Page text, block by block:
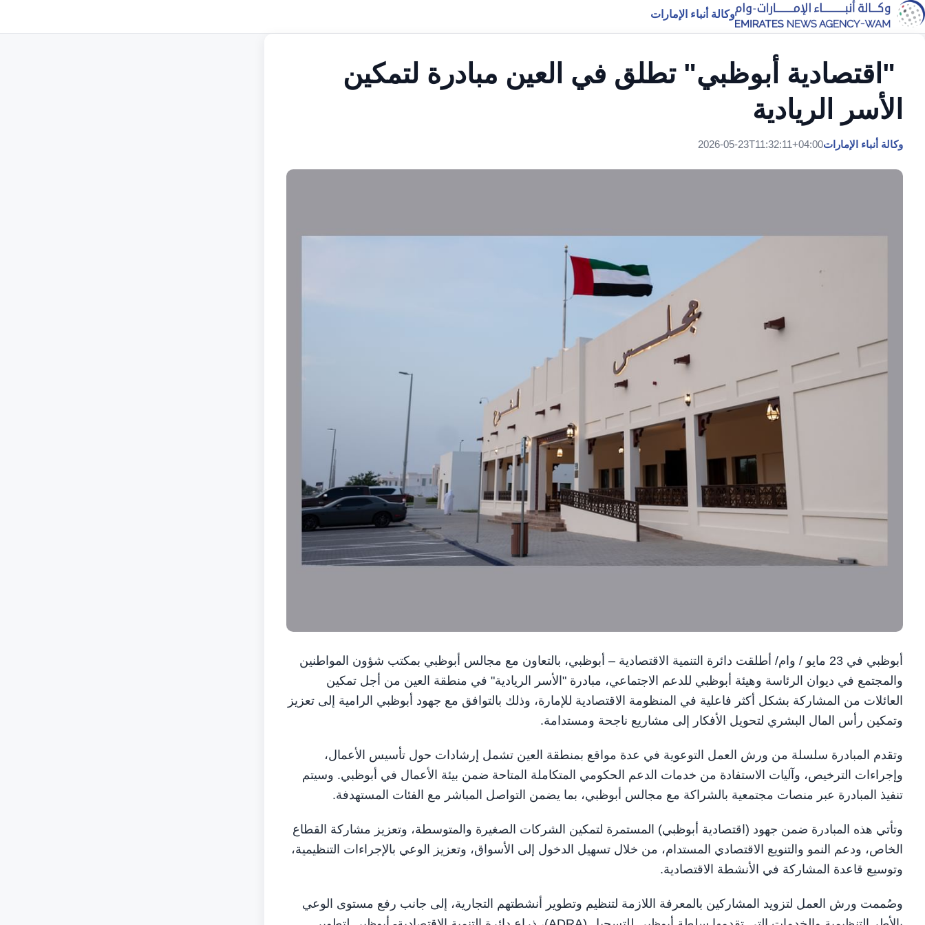
وكالة أنباء الإمارات
"اقتصادية أبوظبي" تطلق في العين مبادرة لتمكين
الأسر الريادية
وكالة أنباء الإمارات2026-05-23T11:32:11+04:00
أبوظبي في 23 مايو / وام/ أطلقت دائرة التنمية الاقتصادية – أبوظبي، بالتعاون مع مجالس أبوظبي بمكتب شؤون المواطنين
والمجتمع في ديوان الرئاسة وهيئة أبوظبي للدعم الاجتماعي، مبادرة "الأسر الريادية" في منطقة العين من أجل تمكين
العائلات من المشاركة بشكل أكثر فاعلية في المنظومة الاقتصادية للإمارة، وذلك بالتوافق مع جهود أبوظبي الرامية إلى تعزيز
وتمكين رأس المال البشري لتحويل الأفكار إلى مشاريع ناجحة ومستدامة.
وتقدم المبادرة سلسلة من ورش العمل التوعوية في عدة مواقع بمنطقة العين تشمل إرشادات حول تأسيس الأعمال،
وإجراءات الترخيص، وآليات الاستفادة من خدمات الدعم الحكومي المتكاملة المتاحة ضمن بيئة الأعمال في أبوظبي. وسيتم
تنفيذ المبادرة عبر منصات مجتمعية بالشراكة مع مجالس أبوظبي، بما يضمن التواصل المباشر مع الفئات المستهدفة.
وتأتي هذه المبادرة ضمن جهود (اقتصادية أبوظبي) المستمرة لتمكين الشركات الصغيرة والمتوسطة، وتعزيز مشاركة القطاع
الخاص، ودعم النمو والتنويع الاقتصادي المستدام، من خلال تسهيل الدخول إلى الأسواق، وتعزيز الوعي بالإجراءات التنظيمية،
وتوسيع قاعدة المشاركة في الأنشطة الاقتصادية.
وصُممت ورش العمل لتزويد المشاركين بالمعرفة اللازمة لتنظيم وتطوير أنشطتهم التجارية، إلى جانب رفع مستوى الوعي